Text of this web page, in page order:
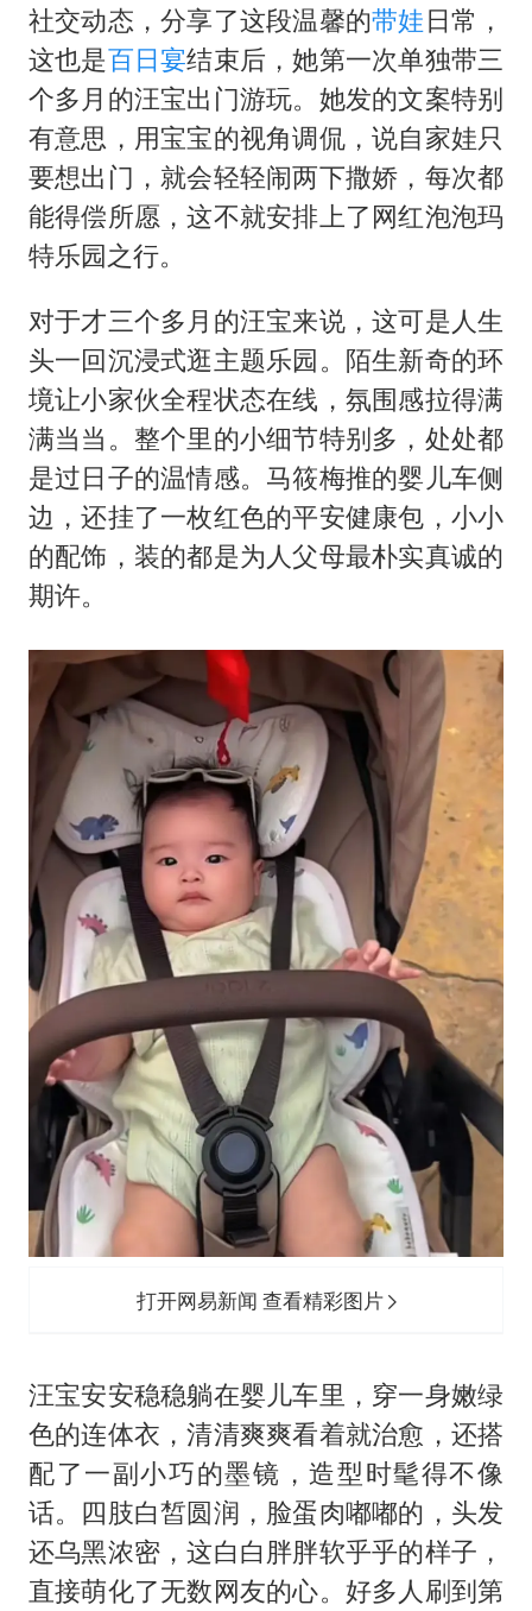
社交动态，分享了这段温馨的带娃日常，
这也是百日宴结束后，她第一次单独带三
个多月的汪宝出门游玩。她发的文案特别
有意思，用宝宝的视角调侃，说自家娃只
要想出门，就会轻轻闹两下撒娇，每次都
能得偿所愿，这不就安排上了网红泡泡玛
特乐园之行。
对于才三个多月的汪宝来说，这可是人生
头一回沉浸式逛主题乐园。陌生新奇的环
境让小家伙全程状态在线，氛围感拉得满
满当当。整个里的小细节特别多，处处都
是过日子的温情感。马筱梅推的婴儿车侧
边，还挂了一枚红色的平安健康包，小小
的配饰，装的都是为人父母最朴实真诚的
期许。
打开网易新闻 查看精彩图片
汪宝安安稳稳躺在婴儿车里，穿一身嫩绿
色的连体衣，清清爽爽看着就治愈，还搭
配了一副小巧的墨镜，造型时髦得不像
话。四肢白皙圆润，脸蛋肉嘟嘟的，头发
还乌黑浓密，这白白胖胖软乎乎的样子，
直接萌化了无数网友的心。好多人刷到第